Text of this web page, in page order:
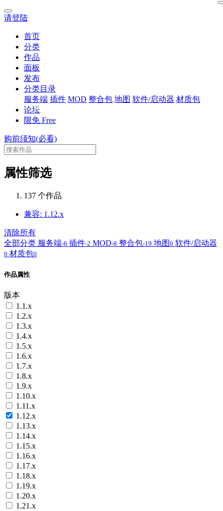
请登陆
首页
分类
作品
面板
发布
分类目录
服务端 插件 MOD 整合包 地图 软件/启动器 材质包
论坛
限免 Free
购前须知(必看)
属性筛选
137 个作品
兼容: 1.12.x
清除所有
全部分类 服务端-6 插件-2 MOD-8 整合包-19 地图0 软件/启动器
0 材质包0
作品属性
版本
1.1.x
1.2.x
1.3.x
1.4.x
1.5.x
1.6.x
1.7.x
1.8.x
1.9.x
1.10.x
1.11.x
1.12.x
1.13.x
1.14.x
1.15.x
1.16.x
1.17.x
1.18.x
1.19.x
1.20.x
1.21.x